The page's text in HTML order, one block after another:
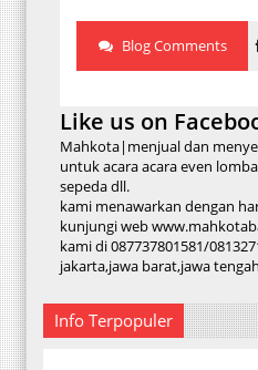
Blog Comments
Like us on
Mahkota|menjual dan
untuk acara acara even
sepeda dll.
kami menawarkan dengan
kunjungi web
kami di 087737801581/
jakarta,jawa barat,jawa
Info Terpopuler